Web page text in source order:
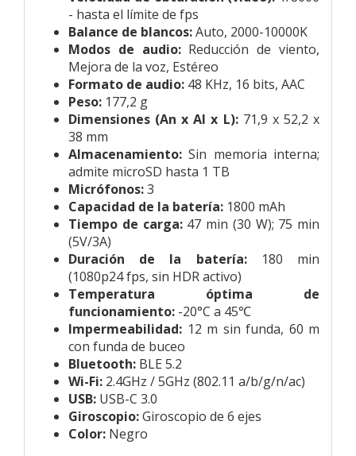
- hasta el límite de fps
Balance de blancos:Auto, 2000-10000K
Modos de audio:Reducción de viento,
Mejora de la voz, Estéreo
Formato de audio: 48 KHz, 16 bits, AAC
Peso: 177,2 g
Dimensiones (An x Al x L):71,9 x 52,2 x
38 mm
Almacenamiento: Sin memoria interna;
admite microSD hasta 1 TB
Micrófonos:3
Capacidad de la batería: 1800 mAh
Tiempo de carga:47 min (30 W); 75 min
(5V/3A)
Duración de la batería:180 min
(1080p24 fps, sin HDR activo)
Temperatura óptima de
funcionamiento: -20°C a 45℃
Impermeabilidad: 12 m sin funda, 60 m
con funda de buceo
Bluetooth: BLE 5.2
Wi-Fi: 2.4GHz / 5GHz (802.11 a/b/g/n/ac)
USB: USB-C 3.0
Giroscopio:Giroscopio de 6 ejes
Color: Negro